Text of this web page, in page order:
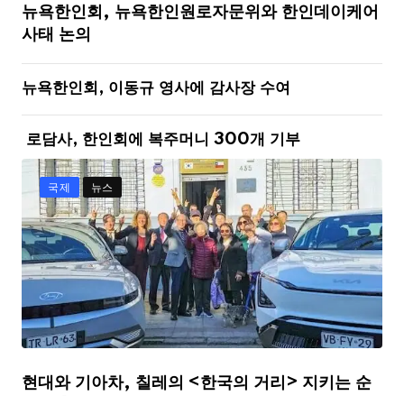
뉴욕한인회, 뉴욕한인원로자문위와 한인데이케어
사태 논의
뉴욕한인회, 이동규 영사에 감사장 수여
로담사, 한인회에 복주머니 300개 기부
국제 뉴스
현대와 기아차, 칠레의 <한국의 거리> 지키는 순